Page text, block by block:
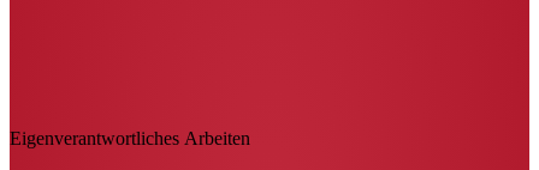
Eigenverantwortliches Arbeiten